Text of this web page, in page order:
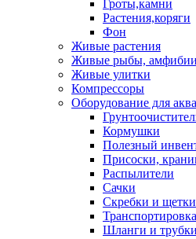
Гроты,камни
Растения,коряги
Фон
Живые растения
Живые рыбы, амфибии
Живые улитки
Компрессоры
Оборудование для
Кормушки
Полезный
Присоски,
Распылители
Сачки
Скребки и щетки
Транспортировка
Шланги и трубки